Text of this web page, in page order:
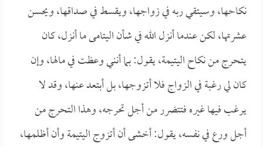
نكاحها، وسيتقي ربه في زواجها، ويقسط في صداقها، ويحسن
عشرتها، لكن عندما أنزل الله في شأن اليتامى ما أنزل، كان
يتحرج من نكاح اليتيمة، يقول: بما أنني وعظت في مالها، وإن
كان لي رغبة في الزواج فلا أتزوجها، بل أبتعد عنها، وقد لا
يرغب فيها غيره فتتضرر من أجل تحرجه، وهذا التحرج من
أجل ورع في نفسه، يقول: أخشى أن أتزوج اليتيمة وأن أظلمها،